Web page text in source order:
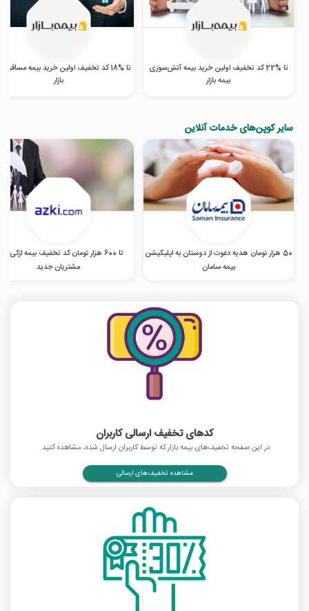
تا %22 کد تخفیف اولین خرید بیمه آتش‌سوزی
بیمه بازار
تا %18 کد تخفیف اولین خرید بیمه
بازار
سایر کوپن‌های خدمات آنلاین
50 هزار تومان هدیه دعوت از دوستان به اپلیکیشن
بیمه سامان
تا 600 هزار تومان کد تخفیف بیمه ازکی
مشتریان جدید
کدهای تخفیف ارسالی کاربران
در این صفحه تخفیف‌های بیمه بازار که توسط کاربران ارسال شده، مشاهده کنید.
مشاهده تخفیف‌های ارسالی